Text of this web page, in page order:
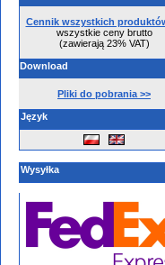
Cennik wszystkich
wszystkie ceny brutto
(zawierają 23% VAT)
Download
Pliki do pobrania >>
Język
Wysyłka